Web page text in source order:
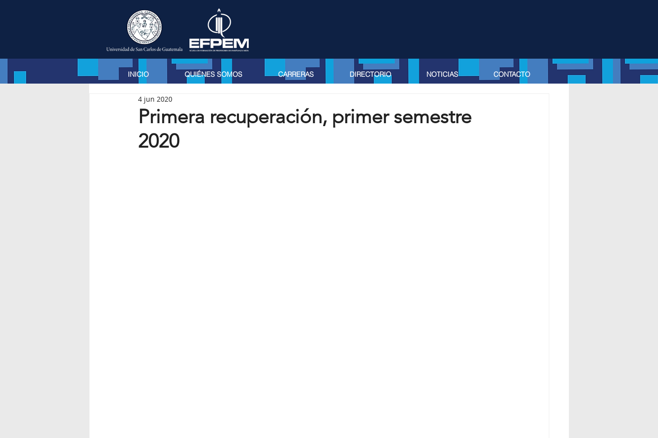
INICIO QUIÉNES SOMOS CARRERAS DIRECTORIO NOTICIAS CONTACTO
Primera recuperación, primer semestre
2020
4 jun 2020